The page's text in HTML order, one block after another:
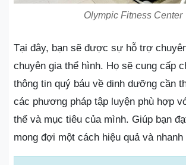
Olympic Fitness Center
Tại đây, bạn sẽ được sự hỗ trợ
chuyên gia thể hình. Họ sẽ cung cấp
thông tin quý báu về dinh dưỡng cần
các phương pháp tập luyện phù hợp
thể và mục tiêu của mình. Giúp bạn
mong đợi một cách hiệu quả và nhanh